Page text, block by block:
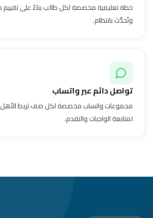
خطة تعليمية مخصصة لكل طالب بناءً على تقييم
وتُحدَّث بانتظام.
تواصل دائم عبر واتساب
مجموعات واتساب مخصصة لكل صف تربط الأهل
لمتابعة الواجبات والتقدم.